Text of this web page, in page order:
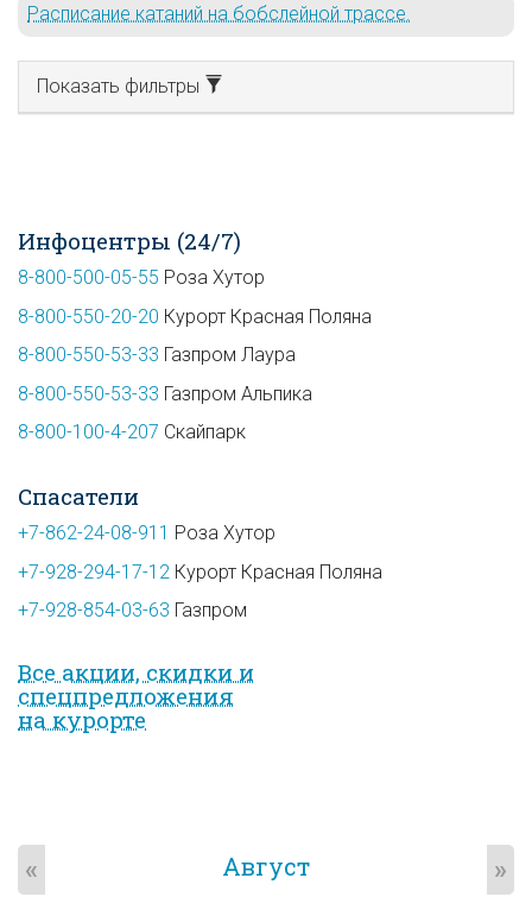
Расписание катаний на бобслейной трассе.
Показать фильтры
Инфоцентры (24/7)
8-800-500-05-55 Роза Хутор
8-800-550-20-20 Курорт Красная Поляна
8-800-550-53-33 Газпром Лаура
8-800-550-53-33 Газпром Альпика
8-800-100-4-207 Скайпарк
Спасатели
+7-862-24-08-911 Роза Хутор
+7-928-294-17-12 Курорт Красная Поляна
+7-928-854-03-63 Газпром
Все акции, скидки и
спец­предложе­ния
на курорте
Август
« »